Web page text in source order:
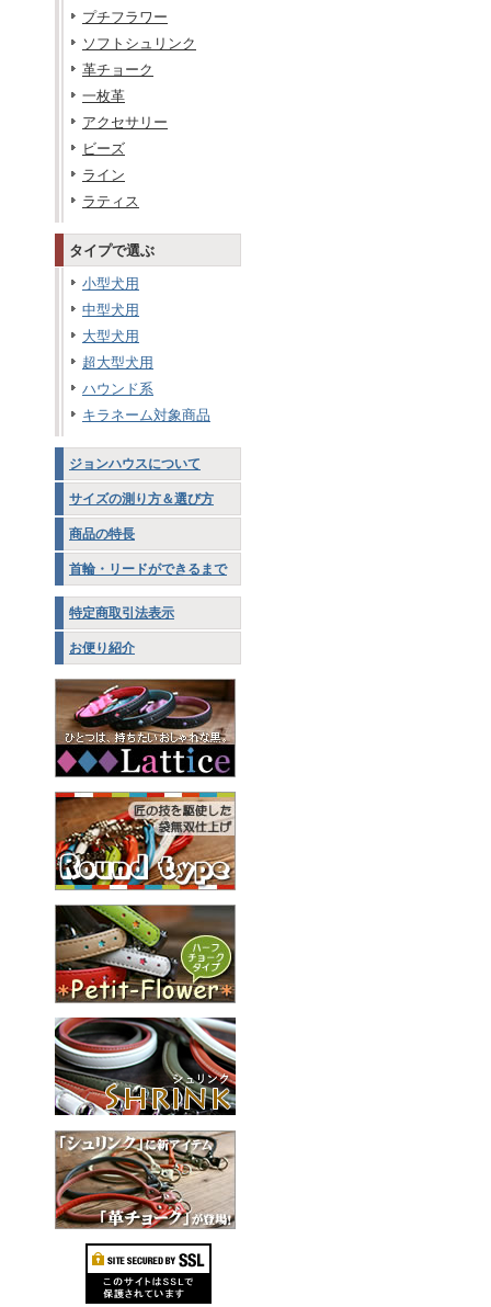
プチフラワー
ソフトシュリンク
革チョーク
一枚革
アクセサリー
ビーズ
ライン
ラティス
タイプで選ぶ
小型犬用
中型犬用
大型犬用
超大型犬用
ハウンド系
キラネーム対象商品
ジョンハウスについて
サイズの測り方＆選び方
商品の特長
首輪・リードができるまで
特定商取引法表示
お便り紹介